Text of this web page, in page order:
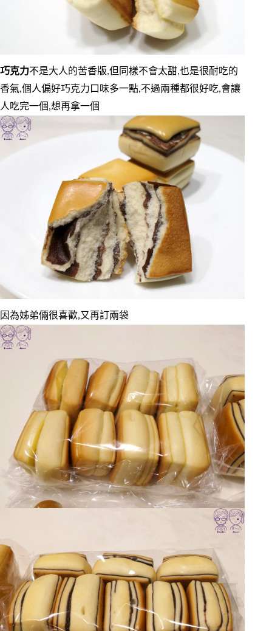
巧克力不是大人的苦香版,但同樣不會太甜,也是很耐吃的
香氣,個人偏好巧克力口味多一點,不過兩種都很好吃,會讓
人吃完一個,想再拿一個
因為姊弟倆很喜歡,又再訂兩袋